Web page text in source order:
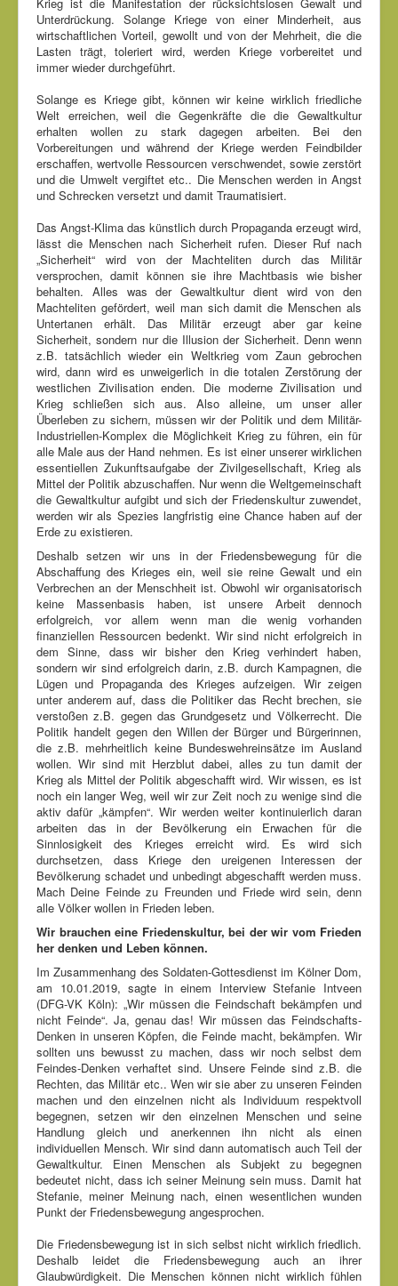
Unterdrückung. Solange Kriege von einer Minderheit, aus
wirtschaftlichen Vorteil, gewollt und von der Mehrheit, die die
Lasten trägt, toleriert wird, werden Kriege vorbereitet und
immer wieder durchgeführt.
Solange es Kriege gibt, können wir keine wirklich friedliche
Welt erreichen, weil die Gegenkräfte die die Gewaltkultur
erhalten wollen zu stark dagegen arbeiten. Bei den
Vorbereitungen und während der Kriege werden Feindbilder
erschaffen, wertvolle Ressourcen verschwendet, sowie zerstört
und die Umwelt vergiftet etc.. Die Menschen werden in Angst
und Schrecken versetzt und damit Traumatisiert.
Das Angst-Klima das künstlich durch Propaganda erzeugt wird,
lässt die Menschen nach Sicherheit rufen. Dieser Ruf nach
„Sicherheit“ wird von der Machteliten durch das Militär
versprochen, damit können sie ihre Machtbasis wie bisher
behalten. Alles was der Gewaltkultur dient wird von den
Machteliten gefördert, weil man sich damit die Menschen als
Untertanen erhält. Das Militär erzeugt aber gar keine
Sicherheit, sondern nur die Illusion der Sicherheit. Denn wenn
z.B. tatsächlich wieder ein Weltkrieg vom Zaun gebrochen
wird, dann wird es unweigerlich in die totalen Zerstörung der
westlichen Zivilisation enden. Die moderne Zivilisation und
Krieg schließen sich aus. Also alleine, um unser aller
Überleben zu sichern, müssen wir der Politik und dem Militär-
Industriellen-Komplex die Möglichkeit Krieg zu führen, ein für
alle Male aus der Hand nehmen. Es ist einer unserer wirklichen
essentiellen Zukunftsaufgabe der Zivilgesellschaft, Krieg als
Mittel der Politik abzuschaffen. Nur wenn die Weltgemeinschaft
die Gewaltkultur aufgibt und sich der Friedenskultur zuwendet,
werden wir als Spezies langfristig eine Chance haben auf der
Erde zu existieren.
Deshalb setzen wir uns in der Friedensbewegung für die
Abschaffung des Krieges ein, weil sie reine Gewalt und ein
Verbrechen an der Menschheit ist. Obwohl wir organisatorisch
keine Massenbasis haben, ist unsere Arbeit dennoch
erfolgreich, vor allem wenn man die wenig vorhanden
finanziellen Ressourcen bedenkt. Wir sind nicht erfolgreich in
dem Sinne, dass wir bisher den Krieg verhindert haben,
sondern wir sind erfolgreich darin, z.B. durch Kampagnen, die
Lügen und Propaganda des Krieges aufzeigen. Wir zeigen
unter anderem auf, dass die Politiker das Recht brechen, sie
verstoßen z.B. gegen das Grundgesetz und Völkerrecht. Die
Politik handelt gegen den Willen der Bürger und Bürgerinnen,
die z.B. mehrheitlich keine Bundeswehreinsätze im Ausland
wollen. Wir sind mit Herzblut dabei, alles zu tun damit der
Krieg als Mittel der Politik abgeschafft wird. Wir wissen, es ist
noch ein langer Weg, weil wir zur Zeit noch zu wenige sind die
aktiv dafür „kämpfen“. Wir werden weiter kontinuierlich daran
arbeiten das in der Bevölkerung ein Erwachen für die
Sinnlosigkeit des Krieges erreicht wird. Es wird sich
durchsetzen, dass Kriege den ureigenen Interessen der
Bevölkerung schadet und unbedingt abgeschafft werden muss.
Mach Deine Feinde zu Freunden und Friede wird sein, denn
alle Völker wollen in Frieden leben.
Wir brauchen eine Friedenskultur, bei der wir vom Frieden
her denken und Leben können.
Im Zusammenhang des Soldaten-Gottesdienst im Kölner Dom,
am 10.01.2019, sagte in einem Interview Stefanie Intveen
(DFG-VK Köln): „Wir müssen die Feindschaft bekämpfen und
nicht Feinde“. Ja, genau das! Wir müssen das Feindschafts-
Denken in unseren Köpfen, die Feinde macht, bekämpfen. Wir
sollten uns bewusst zu machen, dass wir noch selbst dem
Feindes-Denken verhaftet sind. Unsere Feinde sind z.B. die
Rechten, das Militär etc.. Wen wir sie aber zu unseren Feinden
machen und den einzelnen nicht als Individuum respektvoll
begegnen, setzen wir den einzelnen Menschen und seine
Handlung gleich und anerkennen ihn nicht als einen
individuellen Mensch. Wir sind dann automatisch auch Teil der
Gewaltkultur. Einen Menschen als Subjekt zu begegnen
bedeutet nicht, dass ich seiner Meinung sein muss. Damit hat
Stefanie, meiner Meinung nach, einen wesentlichen wunden
Punkt der Friedensbewegung angesprochen.
Die Friedensbewegung ist in sich selbst nicht wirklich friedlich.
Deshalb leidet die Friedensbewegung auch an ihrer
Glaubwürdigkeit. Die Menschen können nicht wirklich fühlen